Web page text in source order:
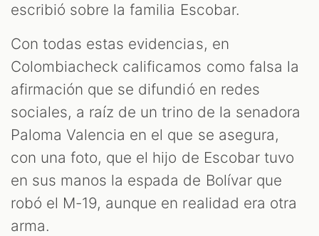
escribió sobre la familia Escobar.
Con todas estas evidencias, en
Colombiacheck calificamos como falsa la
afirmación que se difundió en redes
sociales, a raíz de un trino de la senadora
Paloma Valencia en el que se asegura,
con una foto, que el hijo de Escobar tuvo
en sus manos la espada de Bolívar que
robó el M-19, aunque en realidad era otra
arma.